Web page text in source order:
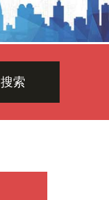
搜索